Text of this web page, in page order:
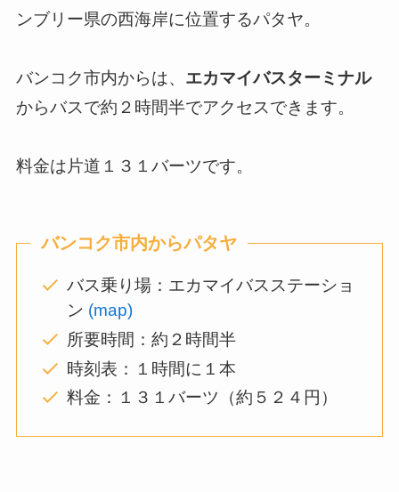
ンブリー県の西海岸に位置するパタヤ。
バンコク市内からは、 エカマイバスターミナル
からバスで約２時間半でアクセスできます。
料金は片道１３１バーツです。
バンコク市内からパタヤ
バス乗り場：エカマイバスステーショ
ン (map)
所要時間：約２時間半
時刻表：１時間に１本
料金：１３１バーツ（約５２４円）